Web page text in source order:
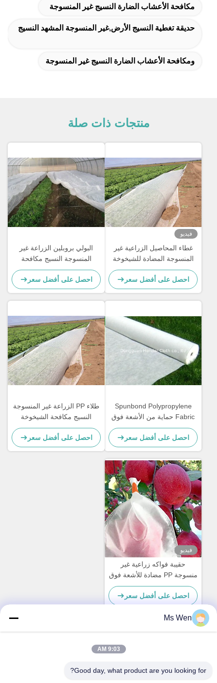
مكافحة الأعشاب الضارة النسيج غير المنسوجة
حديقة تغطية النسيج الأرض,غير المنسوجة المشهد النسيج
ومكافحة الأعشاب الضارة النسيج غير المنسوجة
منتجات ذات صلة
فيديو
غطاء المحاصيل الزراعية غير
المنسوجة المضادة للشيخوخة
100٪ مادة البولي بروبيلين
احصل على أفضل سعر
البولي بروبلين الزراعة غير
المنسوجة النسيج مكافحة
الشيخوخة صحة البيئة
احصل على أفضل سعر
Spunbond Polypropylene
Fabric حماية من الأشعة فوق
البنفسجية لفافات أقمشة غير
منسوجة
احصل على أفضل سعر
طلاء PP الزراعة غير المنسوجة
النسيج مكافحة الشيخوخة
العرض حسب الطلب
احصل على أفضل سعر
فيديو
حقيبة فواكه زراعية غير
منسوجة PP مضادة للأشعة فوق
البنفسجية واقية للموز والتفاح
احصل على أفضل سعر
العنوان
Ms Wen
9:03 AM
Good day, what product are you looking for?